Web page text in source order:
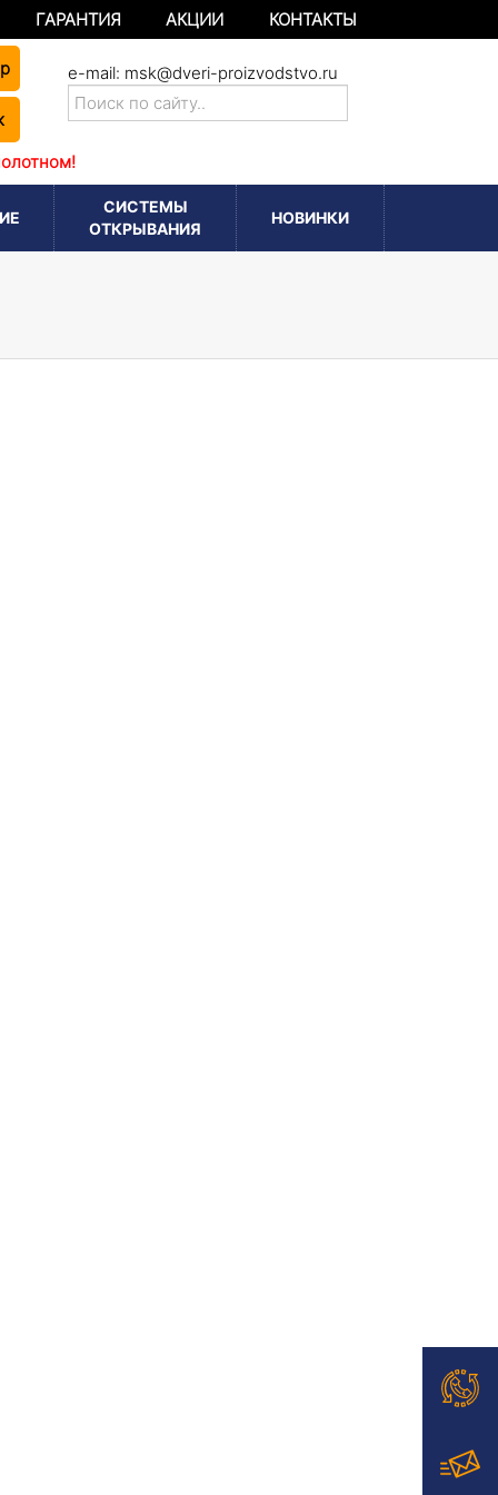
ГАРАНТИЯ АКЦИИ КОНТАКТЫ
e-mail: msk@dveri-proizvodstvo.ru
СИСТЕМЫ
ОТКРЫВАНИЯ
НОВИНКИ